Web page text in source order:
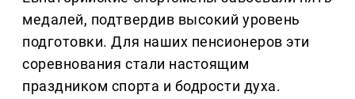
медалей, подтвердив высокий уровень
подготовки. Для наших пенсионеров эти
соревнования стали настоящим
праздником спорта и бодрости духа.